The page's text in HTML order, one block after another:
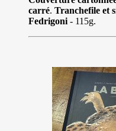
carré. Tranchefile et
Fedrigoni - 115g.